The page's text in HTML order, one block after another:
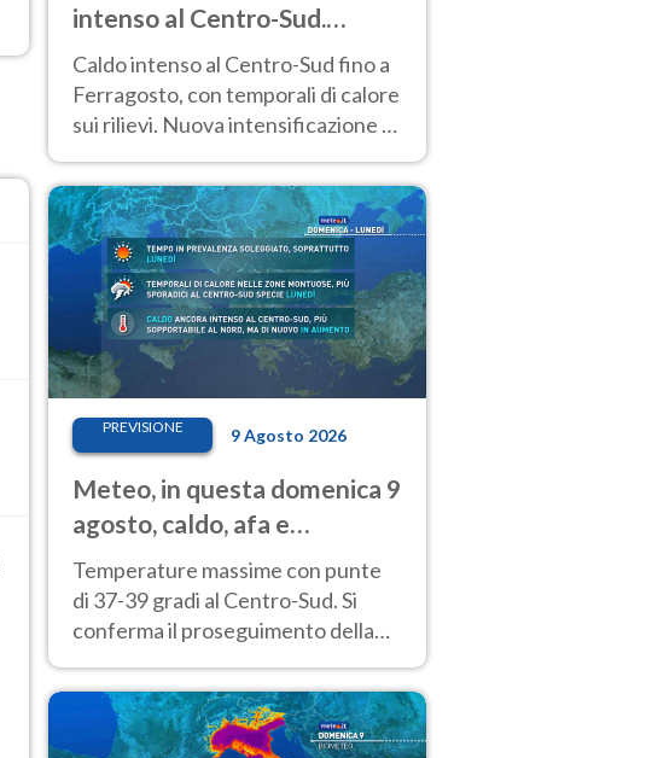
intenso al Centro-Sud.
Temporali sui rilievi
Caldo intenso al Centro-Sud fino a
Ferragosto, con temporali di calore
sui rilievi. Nuova intensificazione la
verso i 40 °C.
PREVISIONE 9 Agosto 2026
Meteo, in questa domenica 9
agosto, caldo, afa e
temporali di calore
Temperature massime con punte
di 37-39 gradi al Centro-Sud. Si
conferma il proseguimento della
weekend di Ferragosto